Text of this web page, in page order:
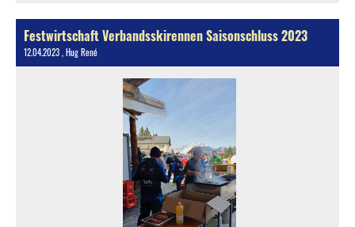
Festwirtschaft Verbandsskirennen Saisonschluss 2023
12.04.2023, Hug René